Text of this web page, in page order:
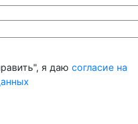
я даю согласие на